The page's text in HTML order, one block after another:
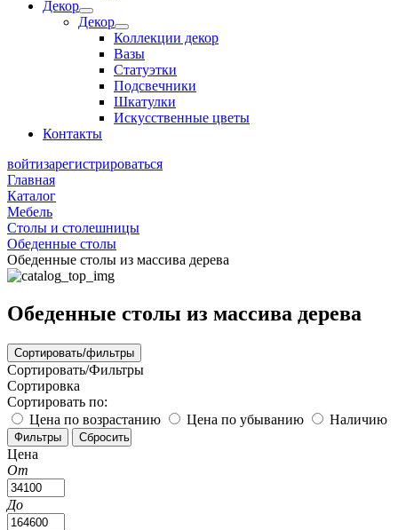
Декор
Декор
Коллекции декор
Вазы
Статуэтки
Подсвечники
Шкатулки
Искусственные цветы
Контакты
войтизарегистрироваться
Главная
Каталог
Мебель
Столы и столешницы
Обеденные столы
Обеденные столы из массива дерева
Обеденные столы из массива дерева
Сортировать/фильтры
Сортировать/Фильтры
Сортировка
Сортировать по:
Цена по возрастанию
Цена по убыванию Наличию
Цена
От
До